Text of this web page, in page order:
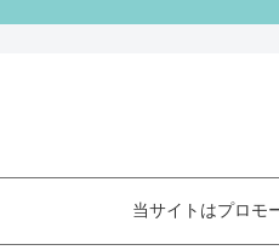
当サイトはプロモ